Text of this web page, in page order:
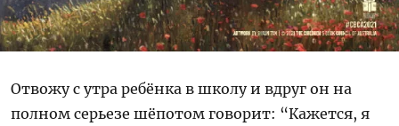
Отвожу с утра ребёнка в школу и вдруг он на
полном серьезе шёпотом говорит: “Кажется, я